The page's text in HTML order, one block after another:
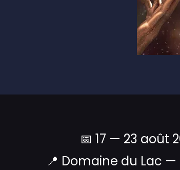
📅 17 — 23 août
📍 Domaine du Lac —